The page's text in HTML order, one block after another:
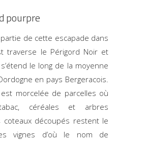
pourpre
de cette escapade dans
traverse le Périgord Noir et
le long de la moyenne
en pays Bergeracois.
morcelée de parcelles où
céréales et arbres
coteaux découpés restent le
vignes d’où le nom de